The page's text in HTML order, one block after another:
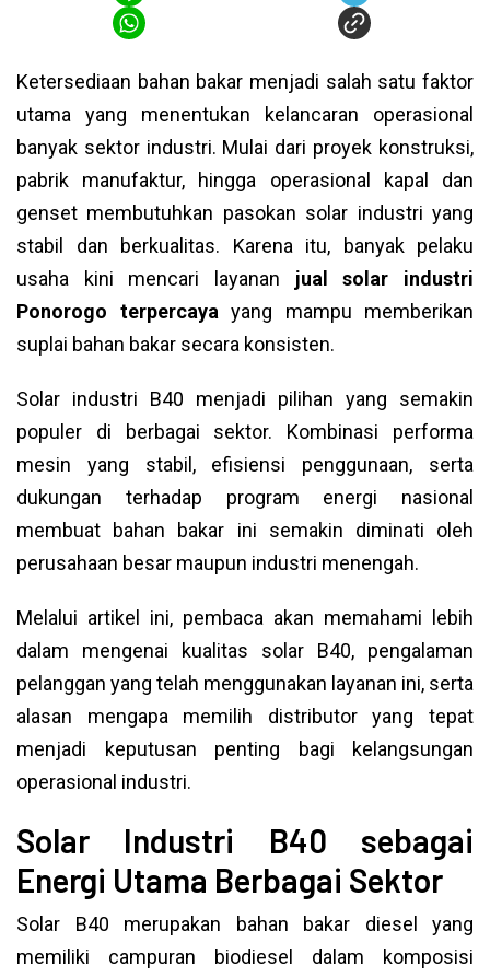
Ketersediaan bahan bakar menjadi salah satu faktor
utama yang menentukan kelancaran operasional
banyak sektor industri. Mulai dari proyek konstruksi,
pabrik manufaktur, hingga operasional kapal dan
genset membutuhkan pasokan solar industri yang
stabil dan berkualitas. Karena itu, banyak pelaku
usaha kini mencari layanan jual solar industri
Ponorogo terpercayayang mampu memberikan
suplai bahan bakar secara konsisten.
Solar industri B40 menjadi pilihan yang semakin
populer di berbagai sektor. Kombinasi performa
mesin yang stabil, efisiensi penggunaan, serta
dukungan terhadap program energi nasional
membuat bahan bakar ini semakin diminati oleh
perusahaan besar maupun industri menengah.
Melalui artikel ini, pembaca akan memahami lebih
dalam mengenai kualitas solar B40, pengalaman
pelanggan yang telah menggunakan layanan ini, serta
alasan mengapa memilih distributor yang tepat
menjadi keputusan penting bagi kelangsungan
operasional industri.
Solar Industri B40 sebagai
Energi Utama Berbagai Sektor
Solar B40 merupakan bahan bakar diesel yang
memiliki campuran biodiesel dalam komposisi